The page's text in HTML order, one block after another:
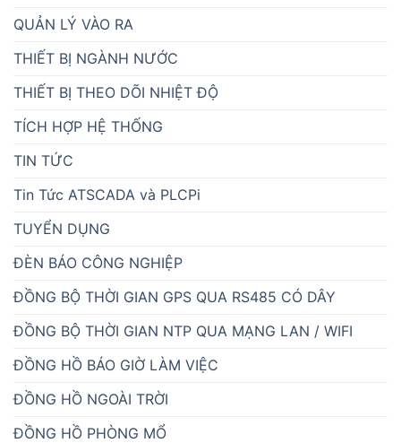
QUẢN LÝ VÀO RA
THIẾT BỊ NGÀNH NƯỚC
THIẾT BỊ THEO DÕI NHIỆT ĐỘ
TÍCH HỢP HỆ THỐNG
TIN TỨC
Tin Tức ATSCADA và PLCPi
TUYỂN DỤNG
ĐÈN BÁO CÔNG NGHIỆP
ĐỒNG BỘ THỜI GIAN GPS QUA RS485 CÓ DÂY
ĐỒNG BỘ THỜI GIAN NTP QUA MẠNG LAN / WIFI
ĐỒNG HỒ BÁO GIỜ LÀM VIỆC
ĐỒNG HỒ NGOÀI TRỜI
ĐỒNG HỒ PHÒNG MỔ